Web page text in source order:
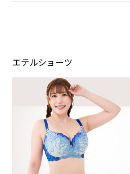
エテルショーツ